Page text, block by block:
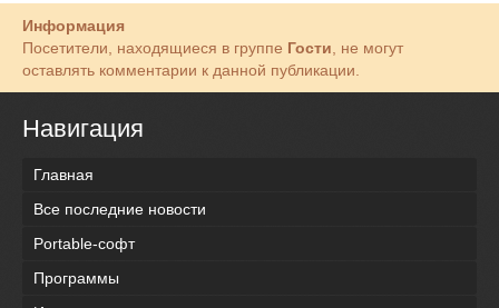
Информация
Посетители, находящиеся в группе Гости , не могут
оставлять комментарии к данной публикации.
Навигация
Главная
Все последние новости
Portable-софт
Программы